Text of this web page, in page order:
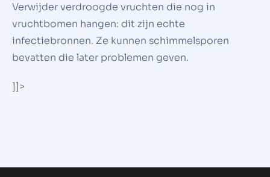
Verwijder verdroogde vruchten die nog in
vruchtbomen hangen: dit zijn echte
infectiebronnen. Ze kunnen schimmelsporen
bevatten die later problemen geven.
]]>